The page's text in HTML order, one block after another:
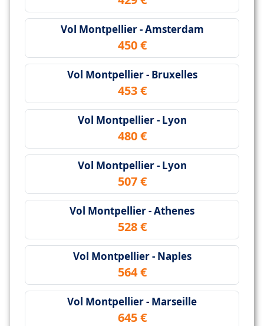
Vol Montpellier - Amsterdam
450 €
Vol Montpellier - Bruxelles
453 €
Vol Montpellier - Lyon
480 €
Vol Montpellier - Lyon
507 €
Vol Montpellier - Athenes
528 €
Vol Montpellier - Naples
564 €
Vol Montpellier - Marseille
645 €